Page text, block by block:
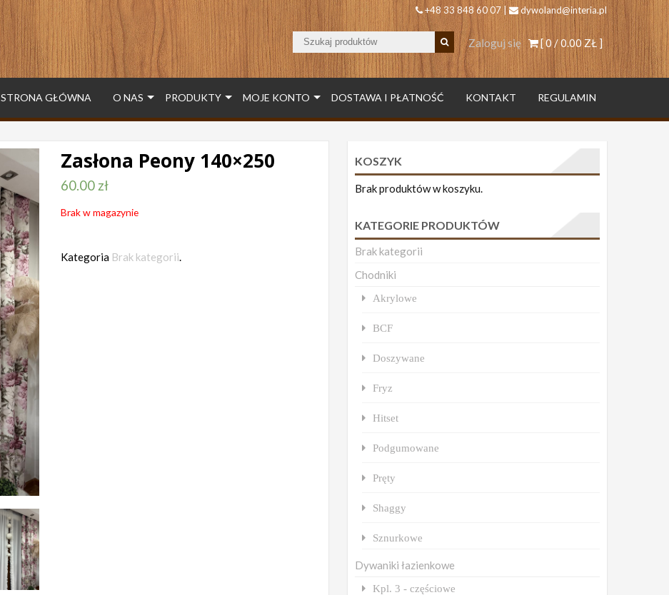
+48 33 848 60 07 | dywoland@interia.pl
[ 0 /0.00 ZŁ]
Zaloguj się
STRONA GŁÓWNA O NAS PRODUKTY MOJE KONTO DOSTAWA I PŁATNOŚĆ KONTAKT REGULAMIN
Zasłona Peony 140×250
60.00 zł
Brak w magazynie
Kategoria Brak kategorii.
KOSZYK
Brak produktów w koszyku.
KATEGORIE PRODUKTÓW
Brak kategorii
Chodniki
Akrylowe
BCF
Doszywane
Fryz
Hitset
Podgumowane
Pręty
Shaggy
Sznurkowe
Dywaniki łazienkowe
Kpl. 3 - częściowe